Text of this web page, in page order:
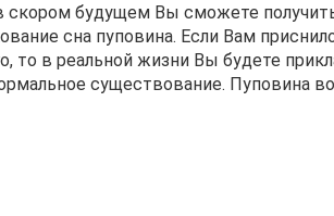
скором будущем Вы сможете
сна пуповина. Если Вам
то в реальной жизни Вы будете
существование. Пуповина